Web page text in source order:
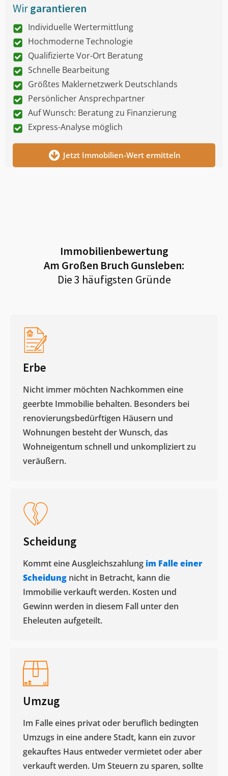
Wirgarantieren
Individuelle Wertermittlung
Hochmoderne Technologie
Qualifizierte Vor-Ort Beratung
Schnelle Bearbeitung
Größtes Maklernetzwerk Deutschlands
Persönlicher Ansprechpartner
Auf Wunsch: Beratung zu Finanzierung
Express-Analyse möglich
Jetzt Immobilien-Wert ermitteln
Immobilienbewertung
Am Großen Bruch Gunsleben:
Die 3 häufigsten Gründe
Erbe
Nicht immer möchten Nachkommen eine
geerbte Immobilie behalten. Besonders bei
renovierungsbedürftigen Häusern und
Wohnungen besteht der Wunsch, das
Wohneigentum schnell und unkompliziert zu
veräußern. ​
Scheidung
Kommt eine Ausgleichszahlung im Falle einer
Scheidung nicht in Betracht, kann die
Immobilie verkauft werden. Kosten und
Gewinn werden in diesem Fall unter den
Eheleuten aufgeteilt.​
Umzug
Im Falle eines privat oder beruflich bedingten
Umzugs in eine andere Stadt, kann ein zuvor
gekauftes Haus entweder vermietet oder aber
verkauft werden. Um Steuern zu sparen, sollte